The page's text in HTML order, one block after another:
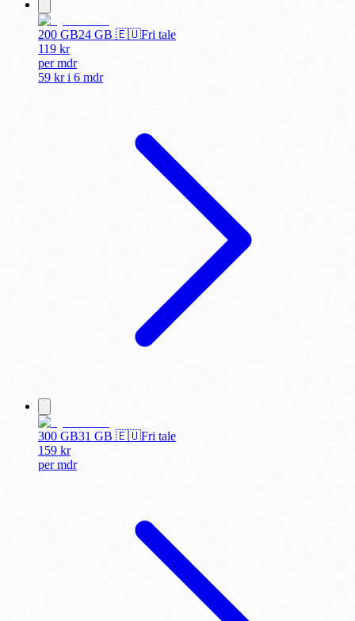
200 GB24 GB 🇪🇺Fri tale
119 kr
permdr
59 kr i 6 mdr
300 GB31 GB 🇪🇺Fri tale
159 kr
permdr